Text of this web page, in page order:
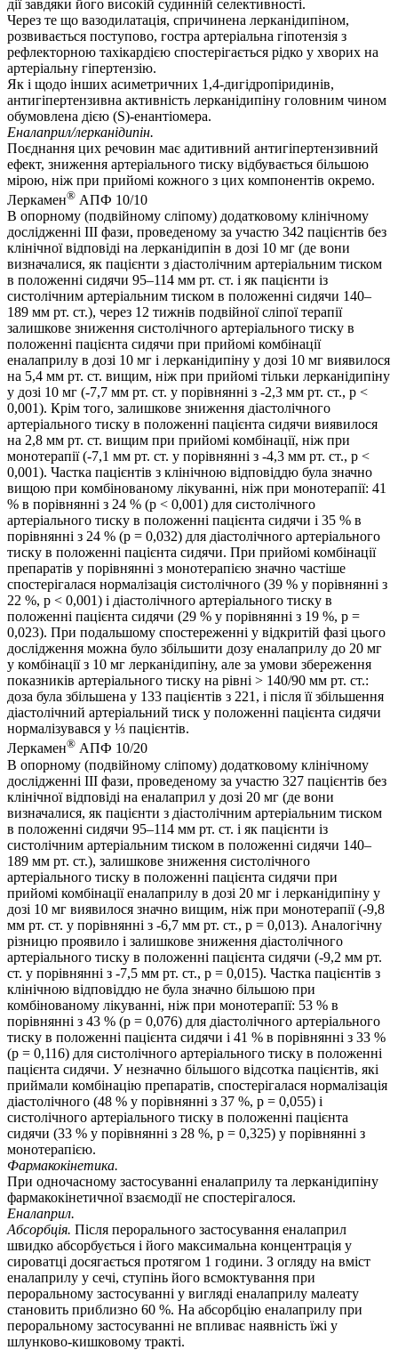
дії завдяки його високій судинній селективності.
Через те що вазодилатація, спричинена лерканідипіном,
розвивається поступово, гостра артеріальна гіпотензія з
рефлекторною тахікардією спостерігається рідко у хворих на
артеріальну гіпертензію.
Як і щодо інших асиметричних 1,4-дигідропіридинів,
антигіпертензивна активність лерканідипіну головним чином
обумовлена дією (S)-енантіомера.
Еналаприл/лерканідипін.
Поєднання цих речовин має адитивний антигіпертензивний
ефект, зниження артеріального тиску відбувається більшою
мірою, ніж при прийомі кожного з цих компонентів окремо.
Леркамен® АПФ 10/10
В опорному (подвійному сліпому) додатковому клінічному
дослідженні III фази, проведеному за участю 342 пацієнтів без
клінічної відповіді на лерканідипін в дозі 10 мг (де вони
визначалися, як пацієнти з діастолічним артеріальним тиском
в положенні сидячи 95–114 мм рт. ст. і як пацієнти із
систолічним артеріальним тиском в положенні сидячи 140–
189 мм рт. ст.), через 12 тижнів подвійної сліпої терапії
залишкове зниження систолічного артеріального тиску в
положенні пацієнта сидячи при прийомі комбінації
еналаприлу в дозі 10 мг і лерканідипіну у дозі 10 мг виявилося
на 5,4 мм рт. ст. вищим, ніж при прийомі тільки лерканідипіну
у дозі 10 мг (-7,7 мм рт. ст. у порівнянні з -2,3 мм рт. ст., p <
0,001). Крім того, залишкове зниження діастолічного
артеріального тиску в положенні пацієнта сидячи виявилося
на 2,8 мм рт. ст. вищим при прийомі комбінації, ніж при
монотерапії (-7,1 мм рт. ст. у порівнянні з -4,3 мм рт. ст., p <
0,001). Частка пацієнтів з клінічною відповіддю була значно
вищою при комбінованому лікуванні, ніж при монотерапії: 41
% в порівнянні з 24 % (p < 0,001) для систолічного
артеріального тиску в положенні пацієнта сидячи і 35 % в
порівнянні з 24 % (p = 0,032) для діастолічного артеріального
тиску в положенні пацієнта сидячи. При прийомі комбінації
препаратів у порівнянні з монотерапією значно частіше
спостерігалася нормалізація систолічного (39 % у порівнянні з
22 %, p < 0,001) і діастолічного артеріального тиску в
положенні пацієнта сидячи (29 % у порівнянні з 19 %, p =
0,023). При подальшому спостереженні у відкритій фазі цього
дослідження можна було збільшити дозу еналаприлу до 20 мг
у комбінації з 10 мг лерканідипіну, але за умови збереження
показників артеріального тиску на рівні > 140/90 мм рт. ст.:
доза була збільшена у 133 пацієнтів з 221, і після її збільшення
діастолічний артеріальний тиск у положенні пацієнта сидячи
нормалізувався у ⅓ пацієнтів.
Леркамен® АПФ 10/20
В опорному (подвійному сліпому) додатковому клінічному
дослідженні III фази, проведеному за участю 327 пацієнтів без
клінічної відповіді на еналаприл у дозі 20 мг (де вони
визначалися, як пацієнти з діастолічним артеріальним тиском
в положенні сидячи 95–114 мм рт. ст. і як пацієнти із
систолічним артеріальним тиском в положенні сидячи 140–
189 мм рт. ст.), залишкове зниження систолічного
артеріального тиску в положенні пацієнта сидячи при
прийомі комбінації еналаприлу в дозі 20 мг і лерканідипіну у
дозі 10 мг виявилося значно вищим, ніж при монотерапії (-9,8
мм рт. ст. у порівнянні з -6,7 мм рт. ст., p = 0,013). Аналогічну
різницю проявило і залишкове зниження діастолічного
артеріального тиску в положенні пацієнта сидячи (-9,2 мм рт.
ст. у порівнянні з -7,5 мм рт. ст., p = 0,015). Частка пацієнтів з
клінічною відповіддю не була значно більшою при
комбінованому лікуванні, ніж при монотерапії: 53 % в
порівнянні з 43 % (p = 0,076) для діастолічного артеріального
тиску в положенні пацієнта сидячи і 41 % в порівнянні з 33 %
(p = 0,116) для систолічного артеріального тиску в положенні
пацієнта сидячи. У незначно більшого відсотка пацієнтів, які
приймали комбінацію препаратів, спостерігалася нормалізація
діастолічного (48 % у порівнянні з 37 %, p = 0,055) і
систолічного артеріального тиску в положенні пацієнта
сидячи (33 % у порівнянні з 28 %, p = 0,325) у порівнянні з
монотерапією.
Фармакокінетика.
При одночасному застосуванні еналаприлу та лерканідипіну
фармакокінетичної взаємодії не спостерігалося.
Еналаприл.
Абсорбція. Після перорального застосування еналаприл
швидко абсорбується і його максимальна концентрація у
сироватці досягається протягом 1 години. З огляду на вміст
еналаприлу у сечі, ступінь його всмоктування при
пероральному застосуванні у вигляді еналаприлу малеату
становить приблизно 60 %. На абсорбцію еналаприлу при
пероральному застосуванні не впливає наявність їжі у
шлунково-кишковому тракті.